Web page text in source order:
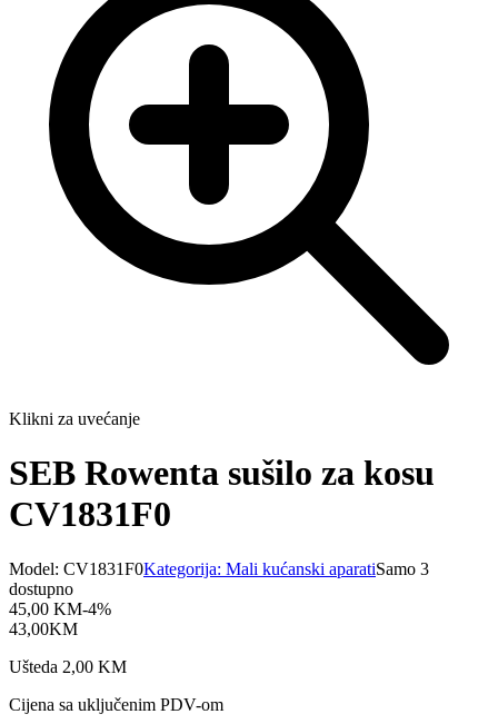
Klikni za uvećanje
SEB Rowenta sušilo za kosu
CV1831F0
Model: CV1831F0Kategorija: Mali kućanski aparatiSamo 3
dostupno
45,00 KM-4%
43,00KM
Ušteda 2,00 KM
Cijena sa uključenim PDV-om